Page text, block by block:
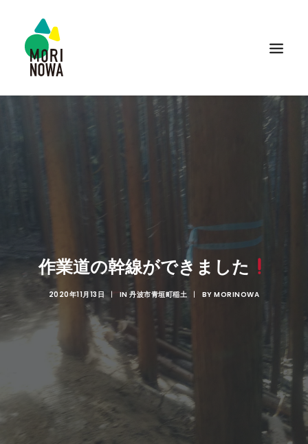
作業道の幹線ができました
2020年11月13日 | IN丹波市青垣町稲土 | BYMORINOWA